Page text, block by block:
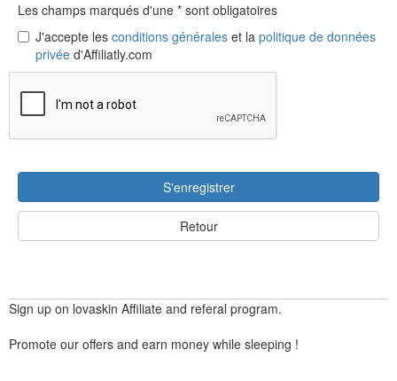
Les champs marqués d'une * sont obligatoires
J'accepte les conditions générales et la politique de données
privée d'Affiliatly.com
S'enregistrer
Retour
Sign up on lovaskin Affiliate and referal program.
Promote our offers and earn money while sleeping !